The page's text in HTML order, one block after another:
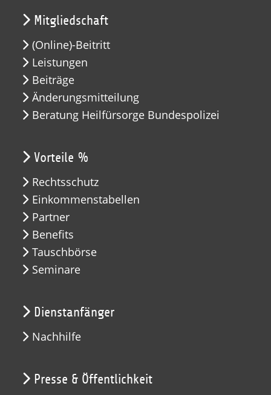
Mitgliedschaft
(Online)-Beitritt
Leistungen
Beiträge
Änderungsmitteilung
Beratung Heilfürsorge Bundespolizei
Vorteile %
Rechtsschutz
Einkommenstabellen
Partner
Benefits
Tauschbörse
Seminare
Dienstanfänger
Nachhilfe
Presse & Öffentlichkeit